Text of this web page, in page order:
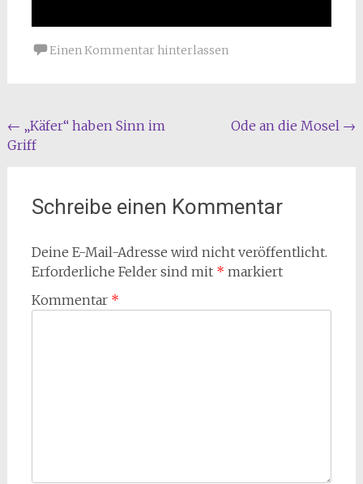
Einen Kommentar hinterlassen
Beitragsnavigation
← „Käfer“ haben Sinn im
Griff
Ode an die Mosel →
Schreibe einen Kommentar
Deine E-Mail-Adresse wird nicht veröffentlicht.
Erforderliche Felder sind mit * markiert
Kommentar *